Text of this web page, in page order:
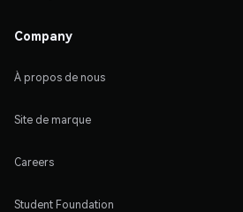
Company
À propos de nous
Site de marque
Careers
Student Foundation